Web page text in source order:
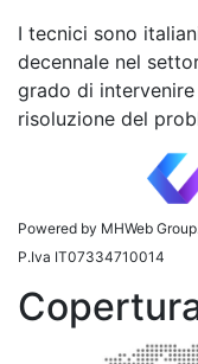
I tecnici sono
decennale nel
grado di
risoluzione del
Powered by MHWeb
P.Iva IT07334710014